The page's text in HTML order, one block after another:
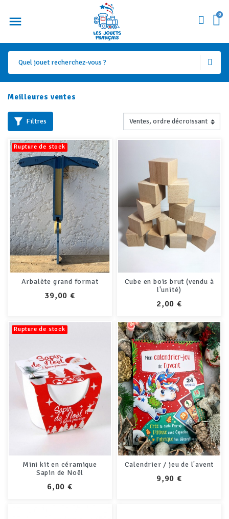
0
Meilleures ventes
Filtres
Rupture de stock
Arbalète grand format
PRIX
39,00 €
Cube en bois brut (vendu à
l'unité)
PRIX
2,00 €
Rupture de stock
Mini kit en céramique
Sapin de Noël
PRIX
6,00 €
Calendrier / jeu de l'avent
PRIX
9,90 €